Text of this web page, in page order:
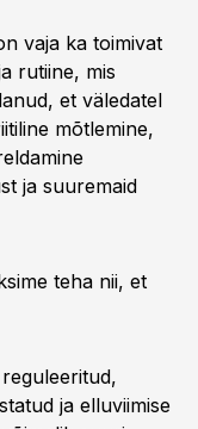
vaja ka toimivat
rutiine, mis
et väledatel
mõtlemine,
ja suuremaid
teha nii, et
ja elluviimise